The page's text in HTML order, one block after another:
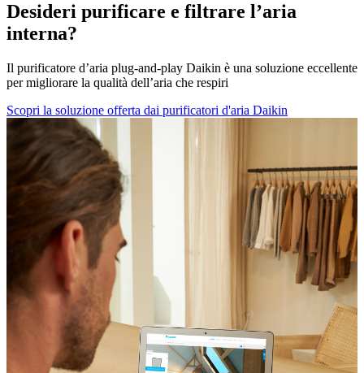
Desideri purificare e filtrare l’aria
interna?
Il purificatore d’aria plug-and-play Daikin è una soluzione eccellente
per migliorare la qualità dell’aria che respiri
Scopri la soluzione offerta dai purificatori d'aria Daikin